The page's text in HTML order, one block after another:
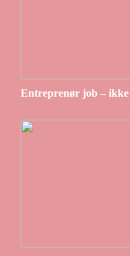
Entreprenør job –